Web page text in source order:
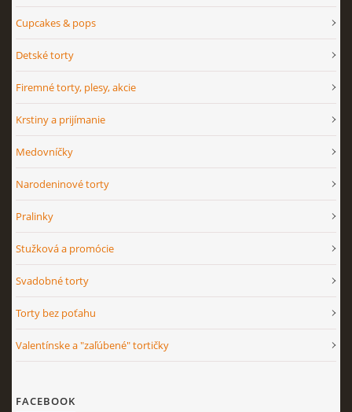
Cupcakes & pops
Detské torty
Firemné torty, plesy, akcie
Krstiny a prijímanie
Medovníčky
Narodeninové torty
Pralinky
Stužková a promócie
Svadobné torty
Torty bez poťahu
Valentínske a "zaľúbené" tortičky
FACEBOOK